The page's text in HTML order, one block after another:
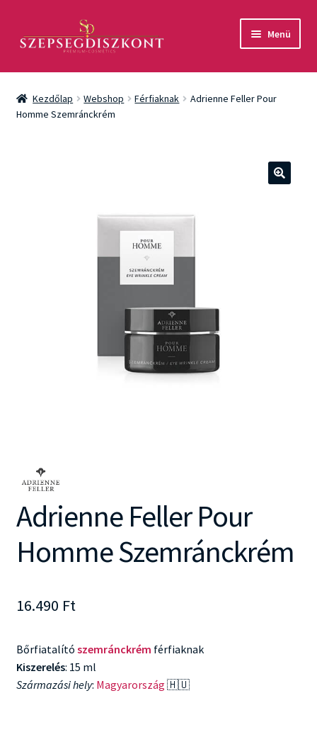
aa
Menü
Akció
Csomagok
Kezdőlap Webshop Férfiaknak
Adrienne Feller Pour
Homme Szemránckrém
Adrienne Feller Pour
Homme Szemránckrém
16.490 Ft
Bőrfiatalító szemránckrém férfiaknak
Kiszerelés: 15 ml
Származási hely: Magyarország 🇭🇺